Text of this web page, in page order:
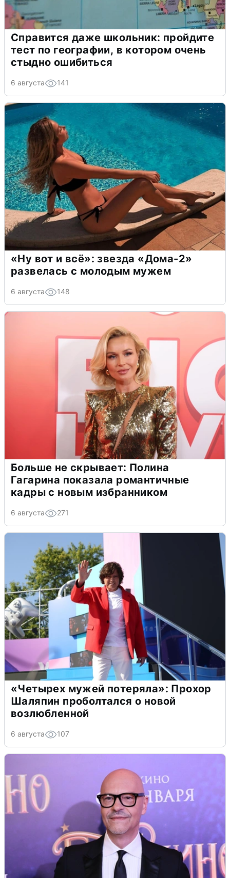
Справится даже школьник: пройдите
тест по географии, в котором очень
стыдно ошибиться
6 августа 141
«Ну вот и всё»: звезда «Дома-2»
развелась с молодым мужем
6 августа 148
Больше не скрывает: Полина
Гагарина показала романтичные
кадры с новым избранником
6 августа 271
«Четырех мужей потеряла»: Прохор
Шаляпин проболтался о новой
возлюбленной
6 августа 107